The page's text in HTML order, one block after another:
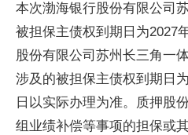
本次渤海银行股份有限公司
被担保主债权到期日为2027
股份有限公司苏州长三角一
涉及的被担保主债权到期日
日以实际办理为准。质押股
组业绩补偿等事项的担保或